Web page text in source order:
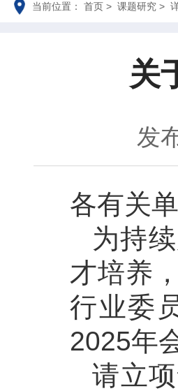
当前位置： 首页 > 课题研究 >
关
发
各有关单
为持
才培养
行业委
2025年
请立